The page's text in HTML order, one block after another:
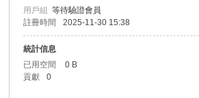
用戶組等待驗證會員
註冊時間
2025-11-30 15:38
統計信息
已用空間
0 B
貢獻
0